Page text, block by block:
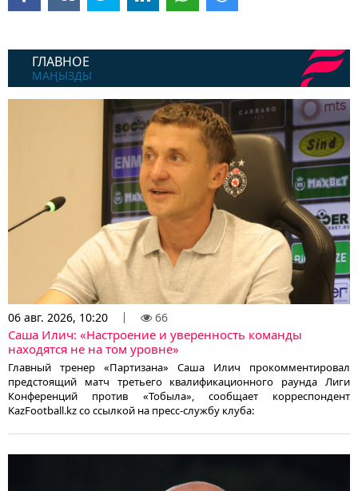
ГЛАВНОЕ
МАҢЫЗДЫ
06 авг. 2026, 10:20 66
Саша Илич: «Настроение и уверенность команды
находятся не на том уровне»
Главный тренер «Партизана» Саша Илич прокомментировал
предстоящий матч третьего квалификационного раунда Лиги
Конференций против «Тобыла», сообщает корреспондент
KazFootball.kz со ссылкой на пресс-службу клуба: